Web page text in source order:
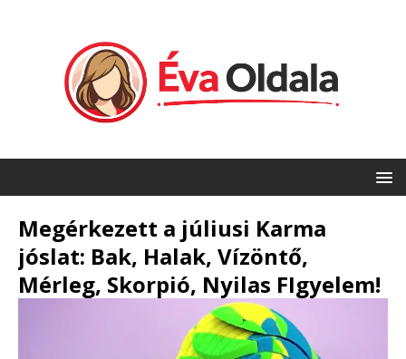
Megérkezett a júliusi Karma
jóslat: Bak, Halak, Vízöntő,
Mérleg, Skorpió, Nyilas FIgyelem!